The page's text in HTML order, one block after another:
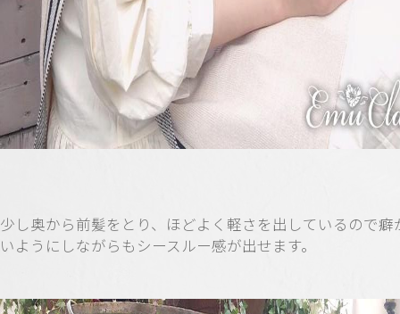
少し奥から前髪をとり、ほどよく軽さを出しているので癖
いようにしながらもシースルー感が出せます。